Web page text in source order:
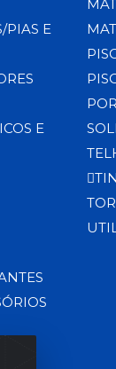
PIAS E
E